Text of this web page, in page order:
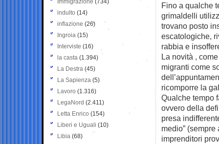
Fino a qualche
grimaldelli
trovano posto
escatologiche,
rabbia e
La novità ,
migranti come
ricomporre la
Qualche tempo
ovvero della
presa
medio”
imprenditori
Immigrazione (734)
indulto (14)
inflazione (26)
Ingroia (15)
Interviste (16)
la casta (1.394)
La Destra (45)
La Sapienza (5)
Lavoro (1.316)
LegaNord (2.411)
Letta Enrico (154)
Liberi e Uguali (10)
Libia (68)